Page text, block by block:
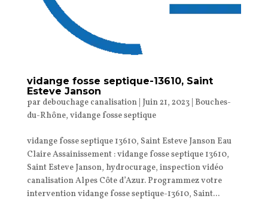
vidange fosse septique-13610, Saint
Esteve Janson
par debouchage canalisation| Juin 21, 2023| Bouches-
du-Rhône, vidange fosse septique
vidange fosse septique 13610, Saint Esteve Janson Eau
Claire Assainissement : vidange fosse septique 13610,
Saint Esteve Janson, hydrocurage, inspection vidéo
canalisation Alpes Côte d’Azur. Programmez votre
intervention vidange fosse septique-13610, Saint...